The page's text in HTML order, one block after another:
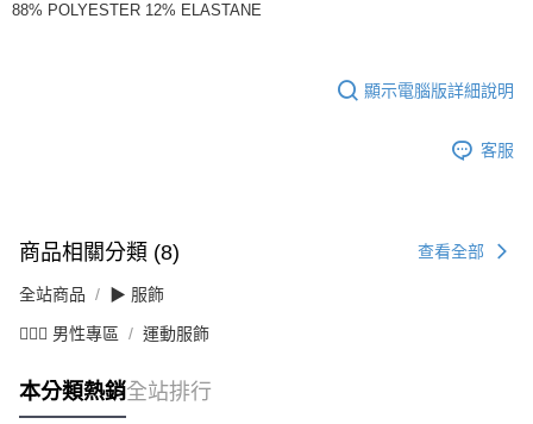
88% POLYESTER 12% ELASTANE
顯示電腦版詳細說明
客服
商品相關分類 (8) 查看全部
全站商品 ▶ 服飾
💁🏻‍♂️ 男性專區 運動服飾
本分類熱銷全站排行